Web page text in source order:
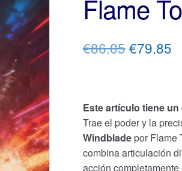
Flame
€86.05El
era:
€86.05.
€79.85El
Este artículo tiene
Trae el poder y la
Windbladepor Flame
combina articulación
acción